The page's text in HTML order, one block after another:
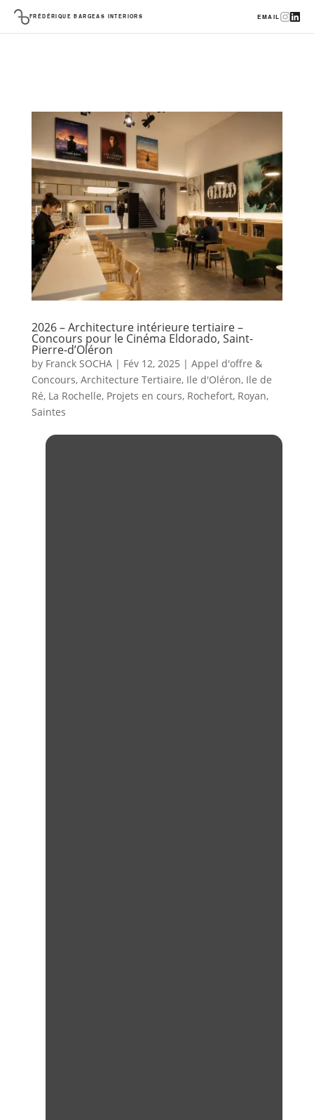
FRÉDÉRIQUE BARGEAS INTERIORS EMAIL
2026 – Architecture intérieure tertiaire –
Concours pour le Cinéma Eldorado, Saint-
Pierre-d’Oléron
by Franck SOCHA| Fév 12, 2025 | Appel d'offre &
Concours, Architecture Tertiaire, Ile d'Oléron, Ile de
Ré, La Rochelle, Projets en cours, Rochefort, Royan,
Saintes